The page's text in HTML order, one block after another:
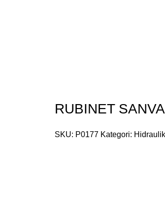
RUBINET
SKU: P0177 Kategori: